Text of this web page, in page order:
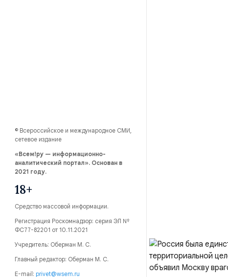
© Всероссийское и международное СМИ,
сетевое издание
«Всем!ру — информационно-
аналитический портал». Основан в
2021 году.
18+
Средство массовой информации.
Регистрация Роскомнадзор: серия ЭЛ №
ФС77-82201 от 10.11.2021
Учредитель: Оберман М. С.
Главный редактор: Оберман М. С.
E-mail: privet@wsem.ru